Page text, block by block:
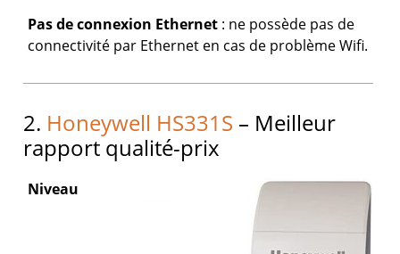
Pas de connexion Ethernet : ne possède pas de
connectivité par Ethernet en cas de problème Wifi.
2. Honeywell HS331S – Meilleur
rapport qualité-prix
Niveau